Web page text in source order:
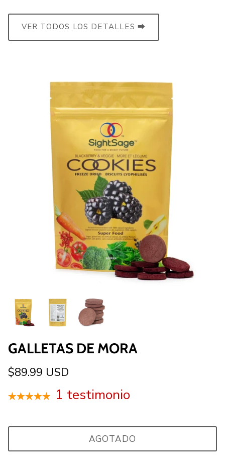
VER TODOS LOS DETALLES ⮕
GALLETAS DE MORA
$89.99 USD
1 testimonio
AGOTADO